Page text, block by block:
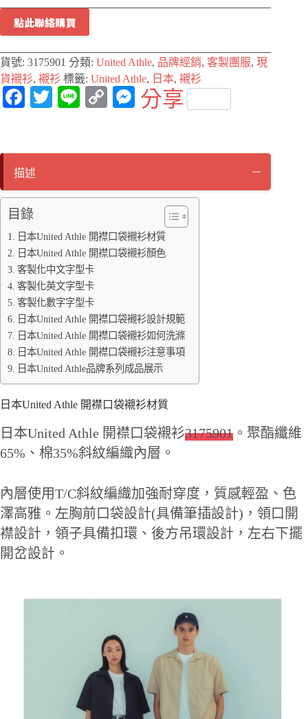
點此聯絡購買
貨號: 3175901 分類: United Athle, 品牌經銷, 客製團服, 現
貨襯衫, 襯衫 標籤: United Athle, 日本, 襯衫
Fa
ok
T
Li
C
nk
M
er
分享
描述
目錄
日本United Athle 開襟口袋襯衫材質
日本United Athle 開襟口袋襯衫顏色
客製化中文字型卡
客製化英文字型卡
客製化數字字型卡
日本United Athle 開襟口袋襯衫設計規範
日本United Athle 開襟口袋襯衫如何洗滌
日本United Athle 開襟口袋襯衫注意事項
日本United Athle品牌系列成品展示
日本United Athle 開襟口袋襯衫材質
日本United Athle 開襟口袋襯衫3175901 。聚酯纖維
65%、棉35%斜紋編織內層。
內層使用T/C斜紋編織加強耐穿度，質感輕盈、色
澤高雅。左胸前口袋設計(具備筆插設計)，領口開
襟設計，領子具備扣環、後方吊環設計，左右下擺
開岔設計。